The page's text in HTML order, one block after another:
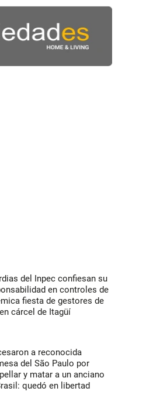
del Inpec confiesan su
en controles de
fiesta de gestores de
cárcel de Itagüí
a reconocida
del São Paulo por
y matar a un anciano
quedó en libertad